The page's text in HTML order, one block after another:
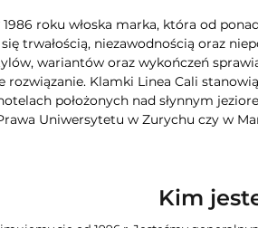
1986 roku włoska marka, która od
trwałością, niezawodnością oraz
wariantów oraz wykończeń
rozwiązanie. Klamki Linea Cali
położonych nad słynnym
Uniwersytetu w Zurychu czy w
Kim